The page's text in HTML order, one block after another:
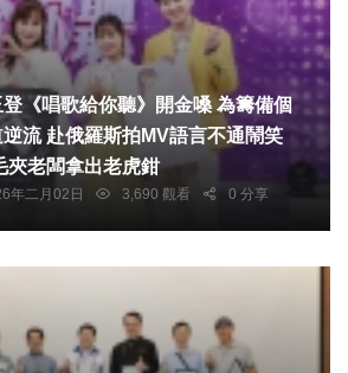
唱歌給你聽》開金嗓 為籌備個
不通鬧笑
夾老闆拿出老虎鉗
年二月02日 3,690 觀看 0 分享